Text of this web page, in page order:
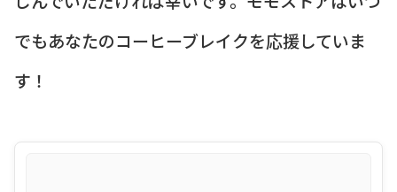
でもあなたのコーヒーブレイクを応援していま
す！